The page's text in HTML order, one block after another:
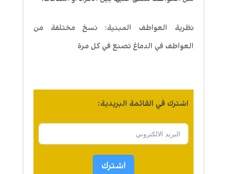
نظرية العواطف المبنية: نسخ مختلفة من
العواطف في الدماغ تصنع في كل مرة
اشترك في القائمة البريدية:
اشترك